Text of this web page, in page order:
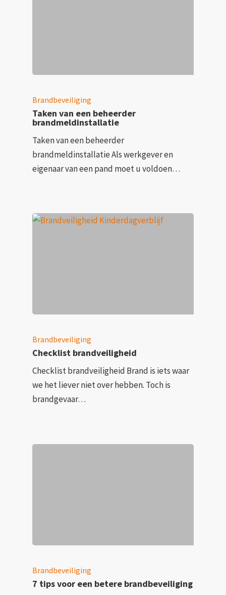
Brandbeveiliging
Taken van een beheerder
brandmeldinstallatie
Taken van een beheerder
brandmeldinstallatie Als werkgever en
eigenaar van een pand moet u voldoen…
Brandbeveiliging
Checklist brandveiligheid
Checklist brandveiligheid Brand is iets waar
we het liever niet over hebben. Toch is
brandgevaar…
Brandbeveiliging
7 tips voor een betere brandbeveiliging